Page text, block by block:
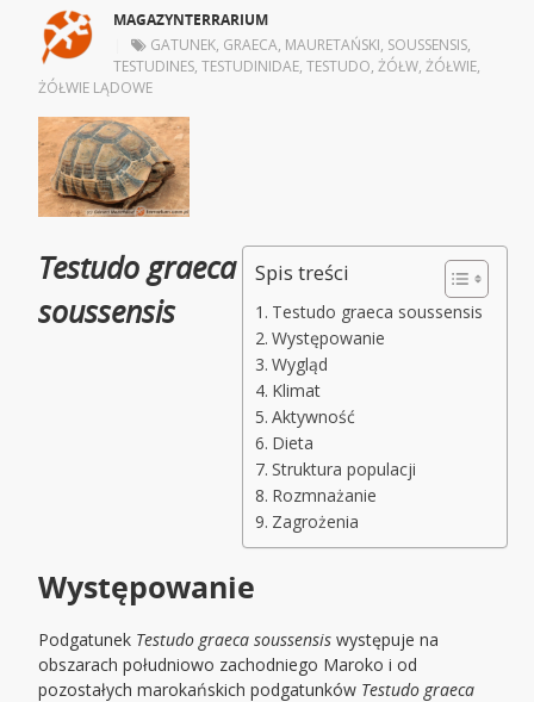
MAGAZYNTERRARIUM
GATUNEK, GRAECA, MAURETAŃSKI, SOUSSENSIS,
TESTUDINES,TESTUDINIDAE,TESTUDO,ŻÓŁW,ŻÓŁWIE,
ŻÓŁWIE LĄDOWE
Spis treści
Testudo graeca soussensis
Występowanie
Wygląd
Klimat
Aktywność
Dieta
Struktura populacji
Rozmnażanie
Zagrożenia
Testudo graeca
soussensis
Występowanie
Podgatunek Testudo graeca soussensis występuje na
obszarach południowo zachodniego Maroko i od
pozostałych marokańskich podgatunków Testudo graeca